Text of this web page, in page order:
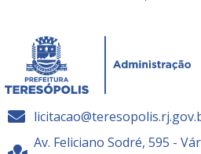
Av. Feliciano Sodré, 595 -